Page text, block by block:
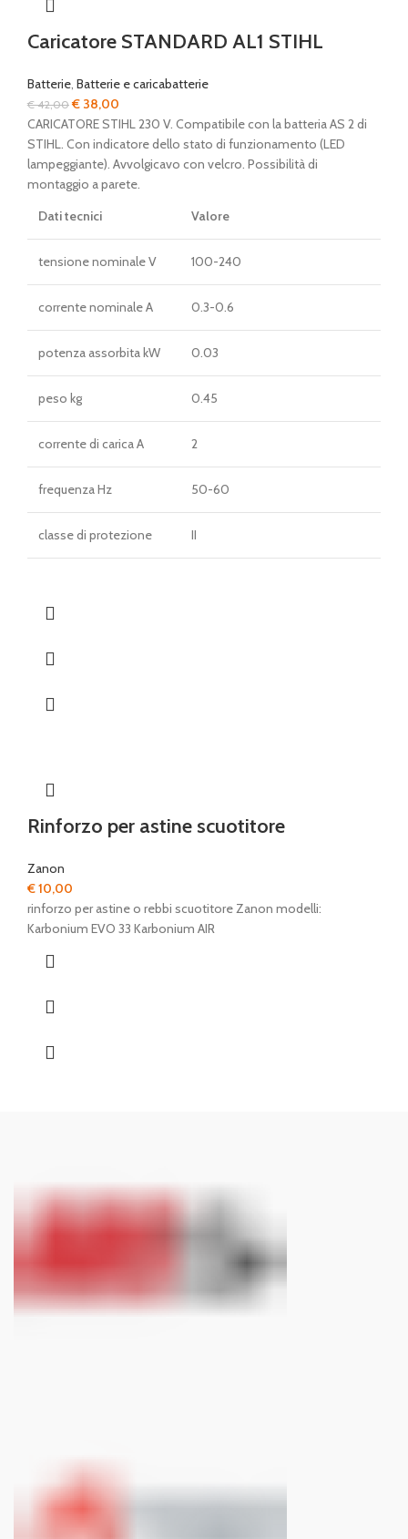
Caricatore STANDARD AL1 STIHL
Batterie, Batterie e caricabatterie
€42,00Il
prezzo
originale
era:
€ 42,00.
€ 38,00
prezzo
attuale
è:
€ 38,00.
CARICATORE STIHL 230 V. Compatibile con la batteria AS 2 di
STIHL. Con indicatore dello stato di funzionamento (LED
lampeggiante). Avvolgicavo con velcro. Possibilità di
montaggio a parete.
Dati tecnici
Valore
tensione nominale V 100-240
corrente nominale A 0.3-0.6
potenza assorbita kW 0.03
peso kg 0.45
corrente di carica A 2
frequenza Hz 50-60
classe di protezione II
Rinforzo per astine scuotitore
Zanon
€10,00
rinforzo per astine o rebbi scuotitore Zanon modelli:
Karbonium EVO 33 Karbonium AIR